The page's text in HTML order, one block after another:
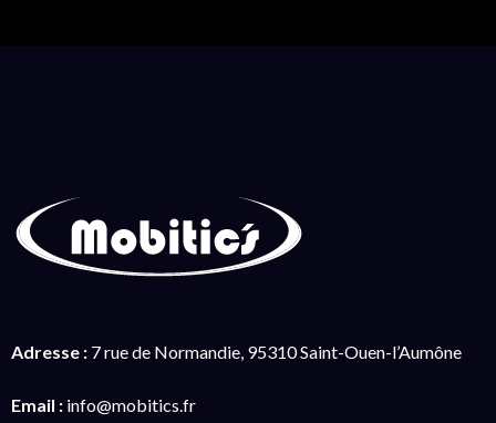
Adresse : 7 rue de Normandie, 95310 Saint-Ouen-l’Aumône
Email : info@mobitics.fr